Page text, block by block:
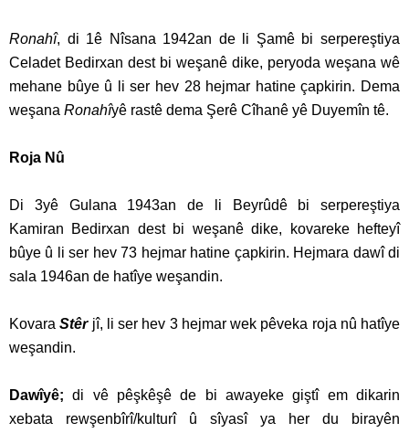
Ronahî, di 1ê Nîsana 1942an de li Şamê bi serpereştiya
Celadet Bedirxan dest bi weşanê dike, peryoda weşana wê
mehane bûye û li ser hev 28 hejmar hatine çapkirin. Dema
weşana Ronahîyê rastê dema Şerê Cîhanê yê Duyemîn tê.
Roja Nû
Di 3yê Gulana 1943an de li Beyrûdê bi serpereştiya
Kamiran Bedirxan dest bi weşanê dike, kovareke hefteyî
bûye û li ser hev 73 hejmar hatine çapkirin. Hejmara dawî di
sala 1946an de hatîye weşandin.
KovaraStêrjî, li ser hev 3 hejmar wek pêveka roja nû hatîye
weşandin.
Dawîyê; di vê pêşkêşê de bi awayeke giştî em dikarin
xebata rewşenbîrî/kulturî û sîyasî ya her du birayên